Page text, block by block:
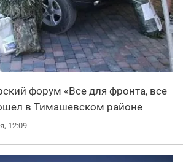
форум «Все для фронта, все
в Тимашевском районе
12:09